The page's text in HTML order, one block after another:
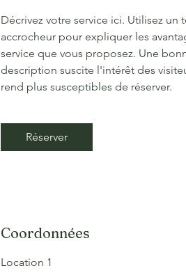
Décrivez votre service ici. Utilisez un
accrocheur pour expliquer les
service que vous proposez. Une
description suscite l'intérêt des
rend plus susceptibles de réserver.
Réserver
Coordonnées
Location 1